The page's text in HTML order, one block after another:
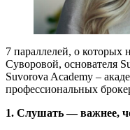
7 параллелей, о которых
Суворовой, основателя
Suvorova Academy –
профессиональных
1. Слушать — важнее,